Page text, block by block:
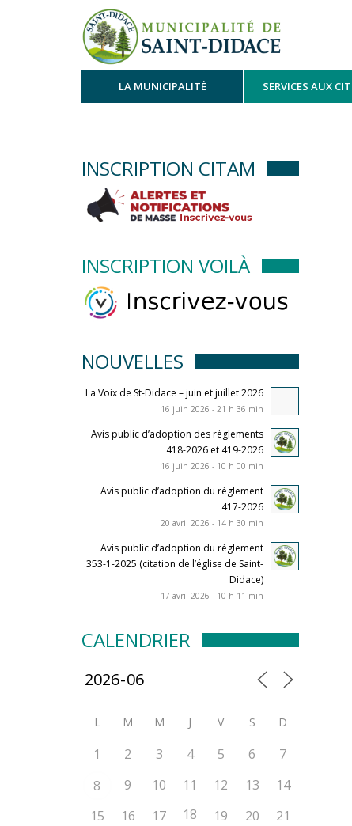
LA MUNICIPALITÉ SERVICES AUX
INSCRIPTION CITAM
INSCRIPTION VOILÀ
NOUVELLES
La Voix de St-Didace – juin et juillet 2026
16 juin 2026 - 21 h 36 min
Avis public d’adoption des règlements
418-2026 et 419-2026
16 juin 2026 - 10 h 00 min
Avis public d’adoption du règlement
417-2026
20 avril 2026 - 14 h 30 min
Avis public d’adoption du règlement
353-1-2025 (citation de l’église de Saint-
Didace)
17 avril 2026 - 10 h 11 min
CALENDRIER
L M M J V S D
1 2 3 4 5 6
7
8
9 10 11 12 13
14
15
16 17 18 19 20
21